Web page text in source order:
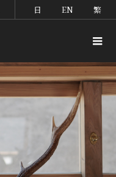
日 EN 繁